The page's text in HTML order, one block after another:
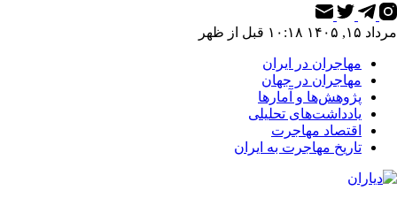
مرداد ۱۵, ۱۴۰۵ ۱۰:۱۸ قبل از ظهر
مهاجران در ایران
مهاجران در جهان
پژوهش‌ها و آمارها
یادداشت‌های تحلیلی
اقتصاد مهاجرت
تاریخ مهاجرت به ایران